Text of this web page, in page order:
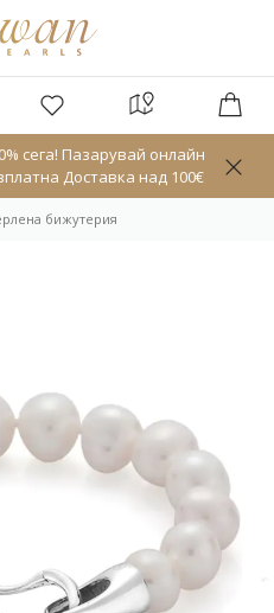
сега! Пазарувай онлайн
Доставка над 100€
бижутерия